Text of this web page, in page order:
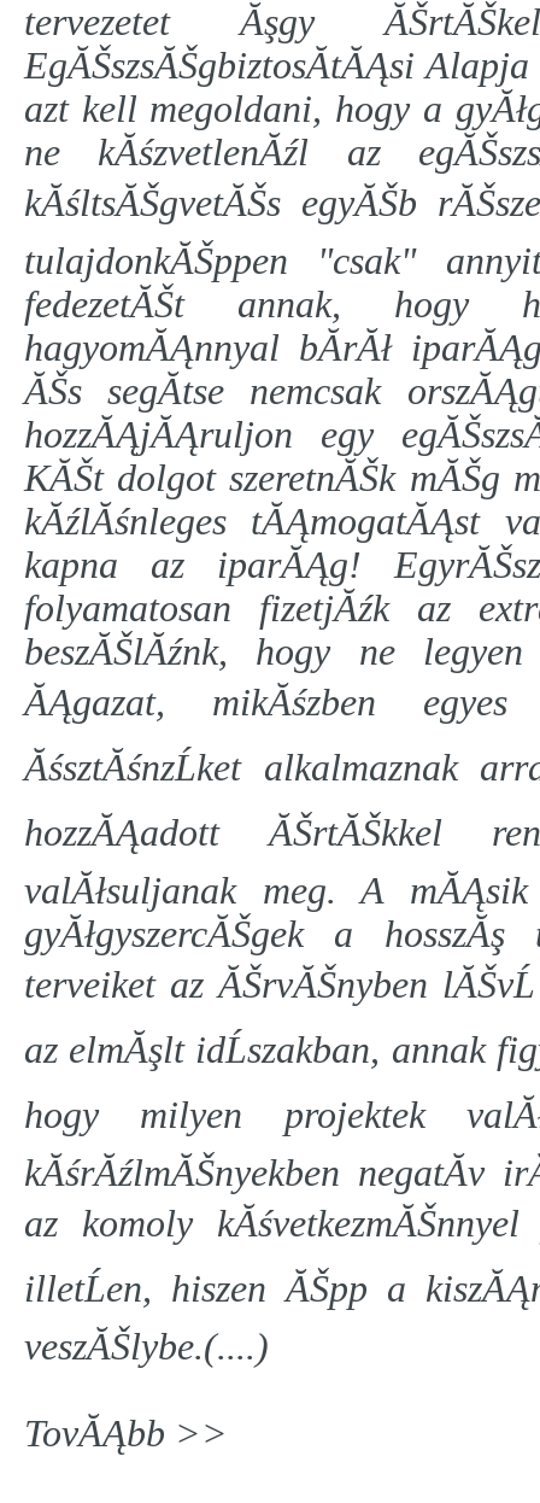
tervezetet Ăşgy
EgĂŠszsĂŠgbiztosĂ­tĂĄsi
azt kell megoldani, hogy a
ne kĂśzvetlenĂźl az
kĂśltsĂŠgvetĂŠs egyĂŠb
tulajdonkĂŠppen "csak"
fedezetĂŠt annak, hogy
hagyomĂĄnnyal bĂ­rĂł
ĂŠs segĂ­tse nemcsak
hozzĂĄjĂĄruljon egy
KĂŠt dolgot szeretnĂŠk mĂŠg
kĂźlĂśnleges tĂĄmogatĂĄst
kapna az iparĂĄg!
folyamatosan fizetjĂźk az
beszĂŠlĂźnk, hogy ne legyen
ĂĄgazat, mikĂśzben egyes
ĂśsztĂśnzĹket alkalmaznak
hozzĂĄadott ĂŠrtĂŠkkel
valĂłsuljanak meg. A
gyĂłgyszercĂŠgek a
terveiket az ĂŠrvĂŠnyben
az elmĂşlt idĹszakban, annak
hogy milyen projektek
kĂśrĂźlmĂŠnyekben negatĂ­v
az komoly
illetĹen, hiszen ĂŠpp a
veszĂŠlybe.(....)
TovĂĄbb >>